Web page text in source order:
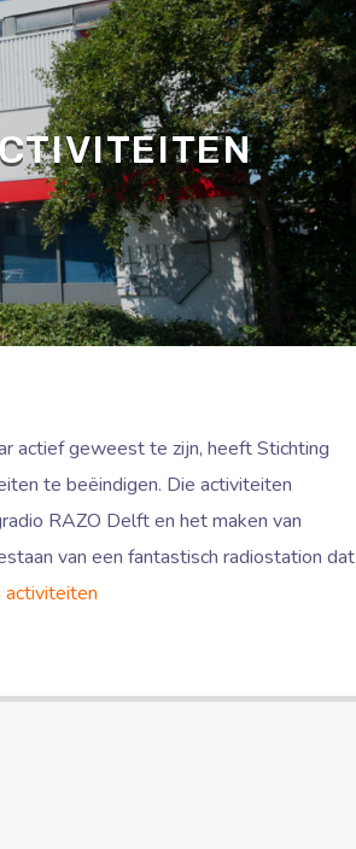
actief geweest te zijn, heeft Stichting
te beëindigen. Die activiteiten
RAZO Delft en het maken van
van een fantastisch radiostation dat
activiteiten